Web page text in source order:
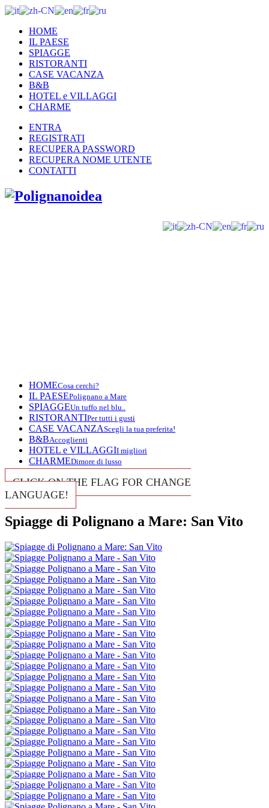
HOME
IL PAESE
SPIAGGE
RISTORANTI
CASE VACANZA
B&B
HOTEL e VILLAGGI
CHARME
ENTRA
REGISTRATI
RECUPERA PASSWORD
RECUPERA NOME UTENTE
CONTATTI
HOMECosa cerchi?
IL PAESEPolignano a Mare
SPIAGGEUn tuffo nel blu..
RISTORANTIPer tutti i gusti
CASE VACANZAScegli la tua preferita!
B&BAccoglienti
HOTEL e VILLAGGII migliori
CHARMEDimore di lusso
CLICK ON THE FLAG FOR CHANGE
LANGUAGE!
Spiagge di Polignano a Mare: San Vito